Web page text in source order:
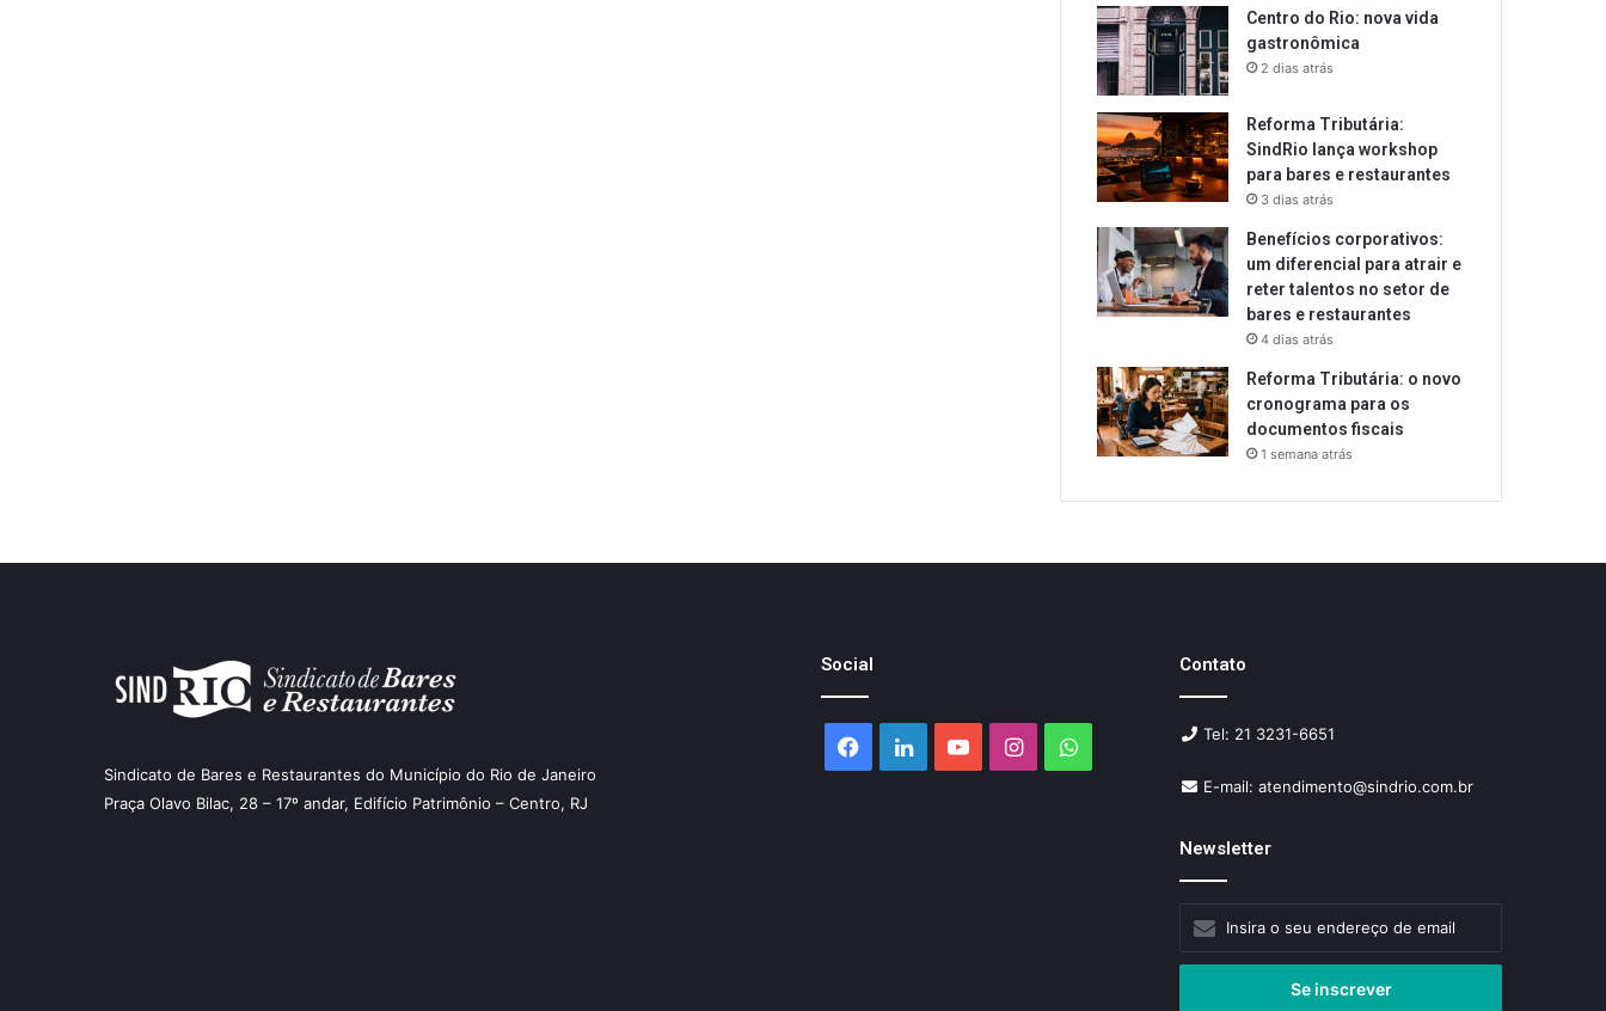
Centro do Rio: nova vida
gastronômica
2 dias atrás
Reforma Tributária:
SindRio lança workshop
para bares e restaurantes
3 dias atrás
Benefícios corporativos:
um diferencial para atrair e
reter talentos no setor de
bares e restaurantes
4 dias atrás
Reforma Tributária: o novo
cronograma para os
documentos fiscais
1 semana atrás
Sindicato de Bares e Restaurantes do Município do Rio de Janeiro
Praça Olavo Bilac, 28 – 17º andar, Edifício Patrimônio – Centro, RJ
Social
Facebook
LinkedinYouTubeInstagramWhatsApp
Contato
Tel: 21 3231-6651
E-mail: atendimento@sindrio.com.br
Newsletter
seu